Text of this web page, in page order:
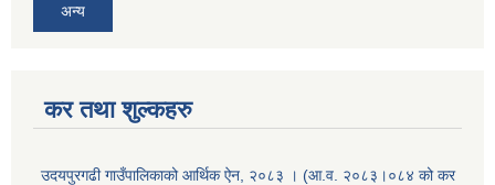
अन्य
कर तथा शुल्कहरु
उदयपुरगढी गाउँपालिकाको आर्थिक ऐन, २०८३ । (आ.व. २०८३।०८४ को कर